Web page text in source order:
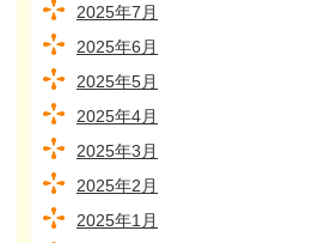
2025年7月
2025年6月
2025年5月
2025年4月
2025年3月
2025年2月
2025年1月